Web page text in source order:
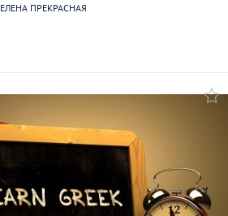
ЕЛЕНА ПРЕКРАСНАЯ